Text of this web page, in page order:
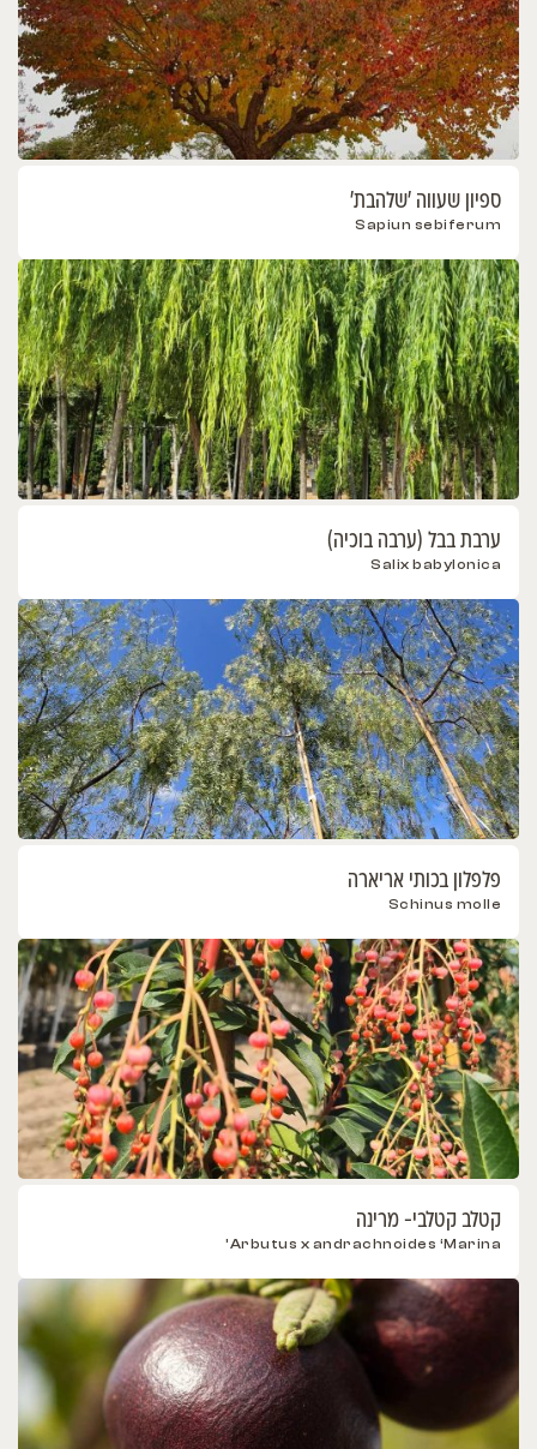
ספיון שעווה 'שלהבת'
Sapiun sebiferum
ערבת בבל (ערבה בוכיה)
Salix babylonica
פלפלון בכותי אריארה
Schinus molle
קטלב קטלבי- מרינה
Arbutus x andrachnoides ‘Marina’